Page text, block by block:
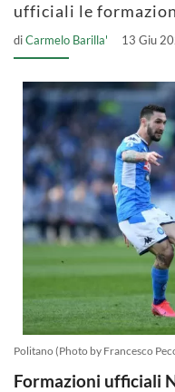
ufficiali le
diCarmelo Barilla' 13 Giu
Politano (Photo by Francesco
Formazioni ufficiali